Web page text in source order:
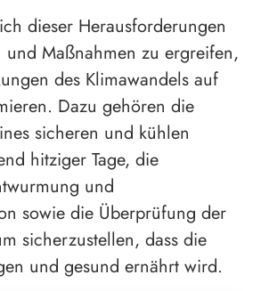
dieser Herausforderungen
und Maßnahmen zu ergreifen,
des Klimawandels auf
Dazu gehören die
sicheren und kühlen
hitziger Tage, die
und
sowie die Überprüfung der
sicherzustellen, dass die
und gesund ernährt wird.